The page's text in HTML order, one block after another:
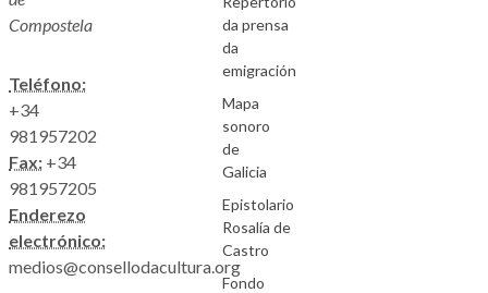
Compostela
Teléfono:
+34
981957202
Fax: +34
981957205
Enderezo
electrónico:
medios@consellodacultura.org
da prensa
da
emigración
Mapa
sonoro
de
Galicia
Epistolario
Rosalía de
Castro
Fondo